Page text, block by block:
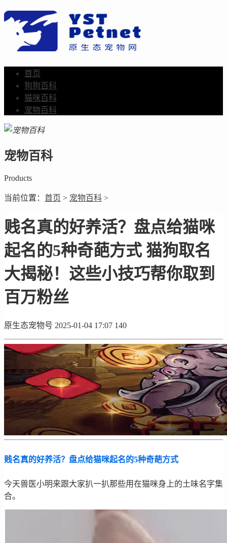
首页
狗狗百科
猫咪百科
宠物百科
宠物百科
Products
当前位置： 首页 > 宠物百科 >
贱名真的好养活？盘点给猫咪
起名的5种奇葩方式 猫狗取名
大揭秘！这些小技巧帮你取到
百万粉丝
原生态宠物号 2025-01-04 17:07 140
贱名真的好养活？盘点给猫咪起名的5种奇葩方式
今天兽医小明来跟大家扒一扒那些用在猫咪身上的土味名字集
合。